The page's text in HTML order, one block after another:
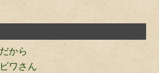
から
ワさん